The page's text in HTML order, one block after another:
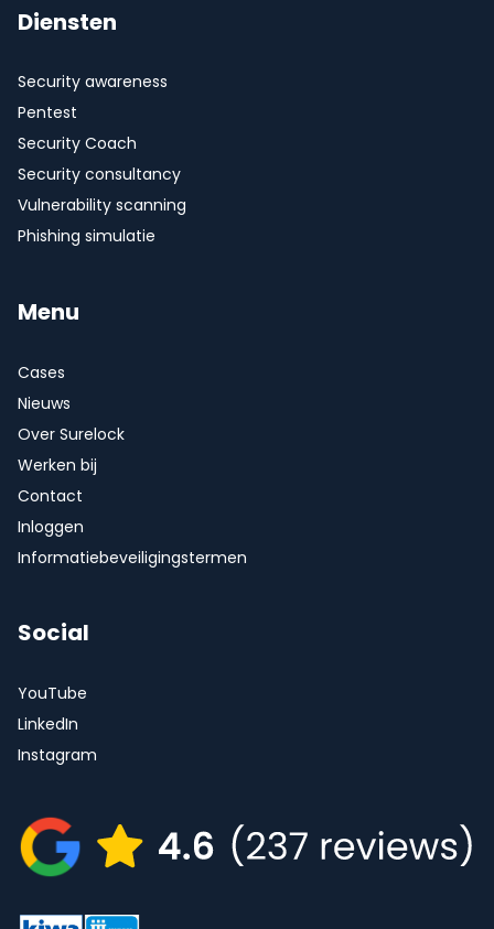
Diensten
Security awareness
Pentest
Security Coach
Security consultancy
Vulnerability scanning
Phishing simulatie
Menu
Cases
Nieuws
Over Surelock
Werken bij
Contact
Inloggen
Informatiebeveiligingstermen
Social
YouTube
LinkedIn
Instagram